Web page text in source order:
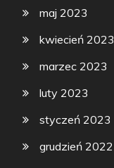
maj 2023
kwiecień 2023
marzec 2023
luty 2023
styczeń 2023
grudzień 2022